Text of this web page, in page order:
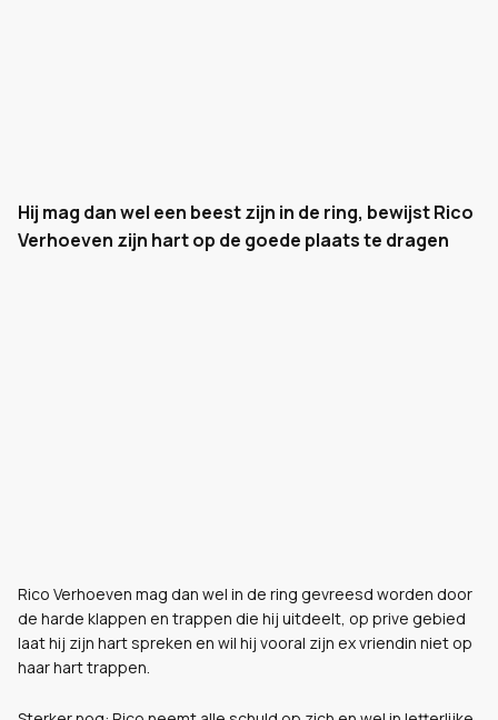
Hij mag dan wel een beest zijn in de ring, bewijst Rico
Verhoeven zijn hart op de goede plaats te dragen
Rico Verhoeven mag dan wel in de ring gevreesd worden door
de harde klappen en trappen die hij uitdeelt, op prive gebied
laat hij zijn hart spreken en wil hij vooral zijn ex vriendin niet op
haar hart trappen.